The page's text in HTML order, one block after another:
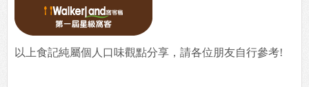
以上食記純屬個人口味觀點分享，請各位朋友自行參考!